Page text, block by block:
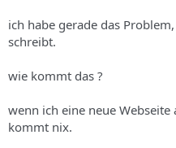
s
T
e
s
d
u
ich habe gerade das
schreibt.
wie kommt das ?
wenn ich eine neue
kommt nix.